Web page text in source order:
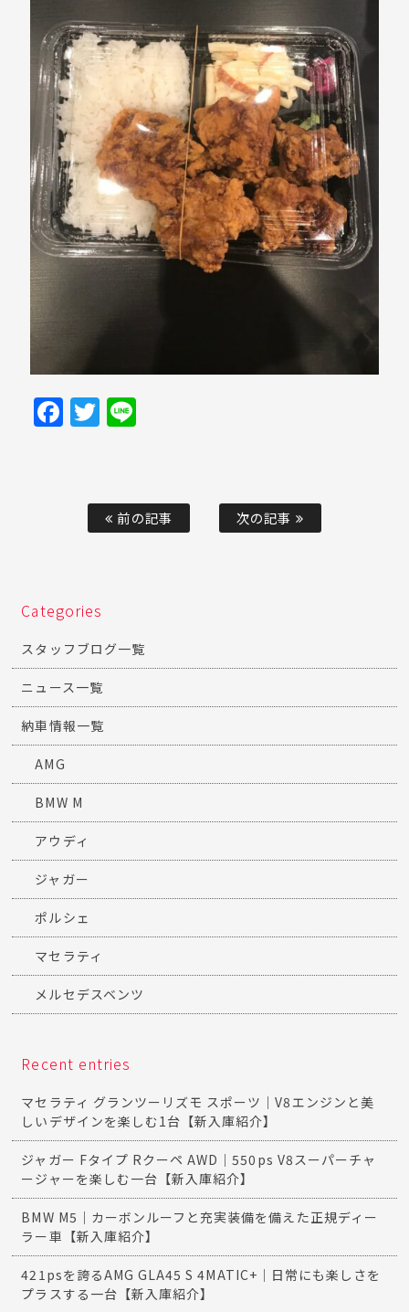
Facebook
Twitter
前の記事 次の記事
Categories
スタッフブログ一覧
ニュース一覧
納車情報一覧
AMG
BMW M
アウディ
ジャガー
ポルシェ
マセラティ
メルセデスベンツ
Recent entries
マセラティ グランツーリズモ スポーツ｜V8エンジンと美
しいデザインを楽しむ1台【新入庫紹介】
ジャガー Fタイプ Rクーペ AWD｜550ps V8スーパーチャ
ージャーを楽しむ一台【新入庫紹介】
BMW M5｜カーボンルーフと充実装備を備えた正規ディー
ラー車【新入庫紹介】
421psを誇るAMG GLA45 S 4MATIC+｜日常にも楽しさを
プラスする一台【新入庫紹介】